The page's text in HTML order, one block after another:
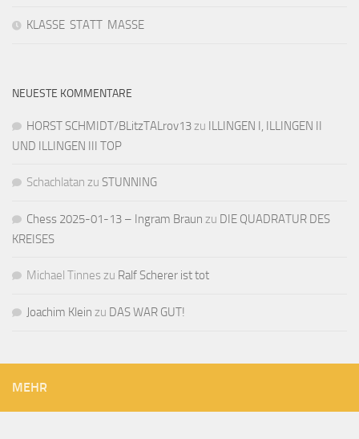
KLASSE STATT MASSE
NEUESTE KOMMENTARE
HORST SCHMIDT/BLitzTALrov13zu ILLINGEN I, ILLINGEN II
UND ILLINGEN III TOP
Schachlatan zu STUNNING
Chess 2025-01-13 – Ingram Braun zu DIE QUADRATUR DES
KREISES
Michael Tinnes zu Ralf Scherer ist tot
Joachim Klein zu DAS WAR GUT!
MEHR